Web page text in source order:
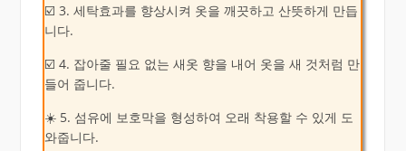
☑️ 3. 세탁효과를 향상시켜 옷을 깨끗하고 산뜻하게 만듭
니다.
☑️ 4. 잡아줄 필요 없는 새옷 향을 내어 옷을 새 것처럼 만
들어 줍니다.
☀️ 5. 섬유에 보호막을 형성하여 오래 착용할 수 있게 도
와줍니다.